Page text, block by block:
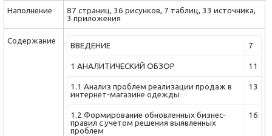
Наполнение
87 страниц, 36 рисунков, 7 таблиц, 33 источника,
3 приложения
Содержание
ВВЕДЕНИЕ 7
1 АНАЛИТИЧЕСКИЙ ОБЗОР 11
1.1 Анализ проблем реализации продаж в
интернет-магазине одежды
13
1.2 Формирование обновленных бизнес-
правил с учетом решения выявленных
проблем
16